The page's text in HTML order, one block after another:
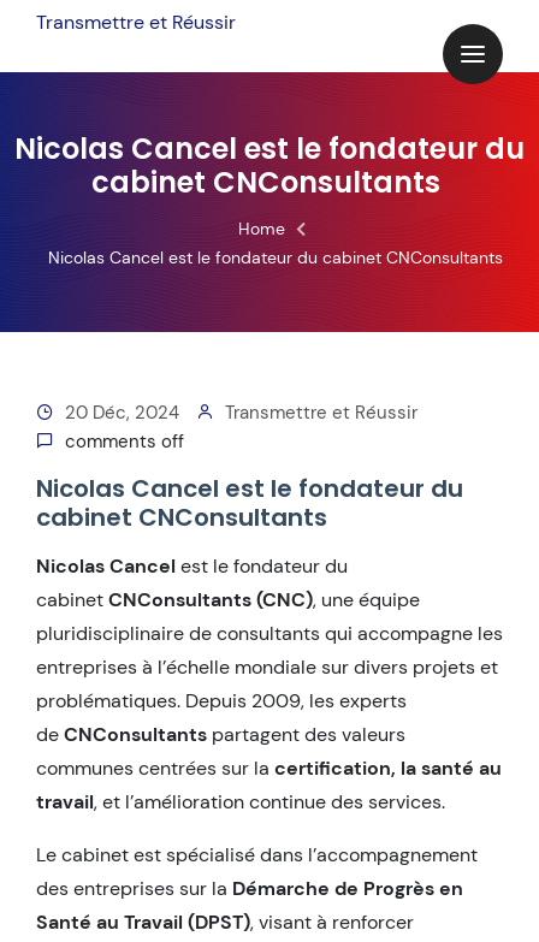
content
Transmettre et Réussir
Nicolas Cancel est le fondateur du
cabinet CNConsultants
Home
Nicolas Cancel est le fondateur du cabinet CNConsultants
20 Déc, 2024
Transmettre et Réussir
comments off
Nicolas Cancel est le fondateur du
cabinet CNConsultants
Nicolas Cancel est le fondateur du
cabinetCNConsultants (CNC), une équipe
pluridisciplinaire de consultants qui accompagne les
entreprises à l’échelle mondiale sur divers projets et
problématiques. Depuis 2009, les experts
deCNConsultants partagent des valeurs
communes centrées sur la certification, la santé au
travail, et l’amélioration continue des services.
Le cabinet est spécialisé dans l’accompagnement
des entreprises sur la Démarche de Progrès en
Santé au Travail (DPST), visant à renforcer